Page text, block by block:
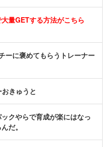
量GETする方法がこちら
ーに褒めてもらうトレーナー
きゅうと
クやらで育成が楽にはなっ
だ。